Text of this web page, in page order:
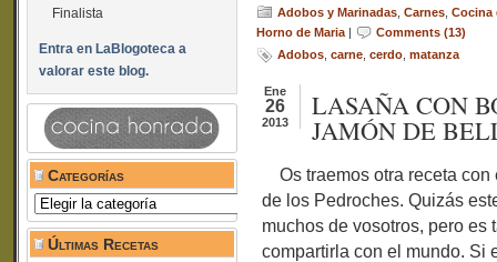
Finalista
Entra en LaBlogoteca a
valorar este blog.
Categorías
Categorías
Últimas Recetas
Adobos y Marinadas Carnes Cocina
Horno de Maria |
Comments (13)
Adobos carne cerdo matanza
Ene
26
2013
LASAÑA CON
JAMÓN DE
Os traemos otra receta
de los Pedroches. Quizás
muchos de vosotros, pero
compartirla con el mundo. Si